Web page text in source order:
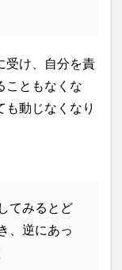
受け、自分を責
こともなくな
も動じなくなり
てみるとど
、逆にあっ